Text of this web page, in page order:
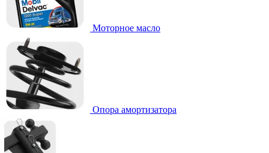
Моторное масло
Опора амортизатора